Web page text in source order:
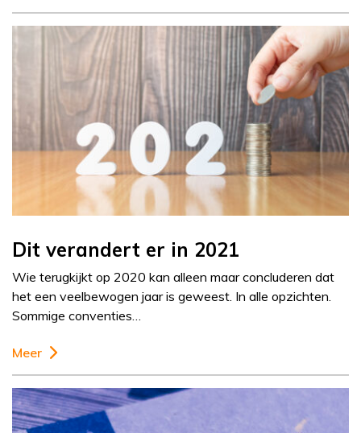
Dit verandert er in 2021
Wie terugkijkt op 2020 kan alleen maar concluderen dat
het een veelbewogen jaar is geweest. In alle opzichten.
Sommige conventies…
Meer